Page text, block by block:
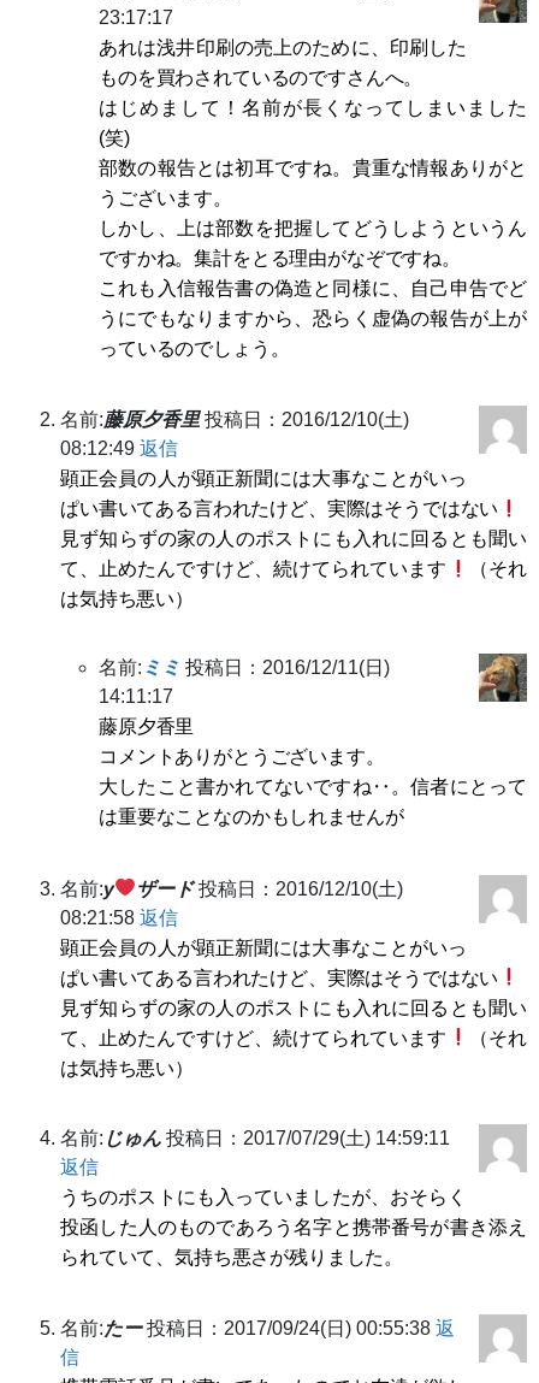
23:17:17
あれは浅井印刷の売上のために、印刷した
ものを買わされているのですさんへ。
はじめまして！名前が長くなってしまいました
(笑)
部数の報告とは初耳ですね。貴重な情報ありがと
うございます。
しかし、上は部数を把握してどうしようというん
ですかね。集計をとる理由がなぞですね。
これも入信報告書の偽造と同様に、自己申告でど
うにでもなりますから、恐らく虚偽の報告が上が
っているのでしょう。
名前:藤原夕香里 投稿日：2016/12/10(土)
08:12:49 返信
顕正会員の人が顕正新聞には大事なことがいっ
ぱい書いてある言われたけど、実際はそうではない
見ず知らずの家の人のポストにも入れに回るとも聞い
て、止めたんですけど、続けてられています
（それ
は気持ち悪い）
名前: ミミ 投稿日：2016/12/11(日)
14:11:17
藤原夕香里
コメントありがとうございます。
大したこと書かれてないですね‥。信者にとって
は重要なことなのかもしれませんが
名前:y ザード 投稿日：2016/12/10(土)
08:21:58 返信
顕正会員の人が顕正新聞には大事なことがいっ
ぱい書いてある言われたけど、実際はそうではない
見ず知らずの家の人のポストにも入れに回るとも聞い
て、止めたんですけど、続けてられています
（それ
は気持ち悪い）
名前: じゅん 投稿日：2017/07/29(土) 14:59:11
返信
うちのポストにも入っていましたが、おそらく
投函した人のものであろう名字と携帯番号が書き添え
られていて、気持ち悪さが残りました。
名前:たー 投稿日：2017/09/24(日) 00:55:38 返
信